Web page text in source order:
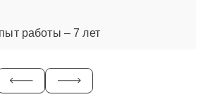
работы – 7 лет